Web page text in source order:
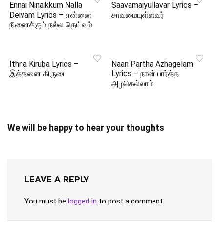
Ennai Ninaikkum Nalla
Deivam Lyrics – என்னை
நினைக்கும் நல்ல தெய்வம்
Saavamaiyullavar Lyrics –
சாவமையுள்ளவர்
Ithna Kiruba Lyrics –
இத்தனை கிருபை
Naan Partha Azhagelam
Lyrics – நான் பார்த்த
அழகெல்லாம்
We will be happy to hear your thoughts
LEAVE A REPLY
You must be logged in to post a comment.